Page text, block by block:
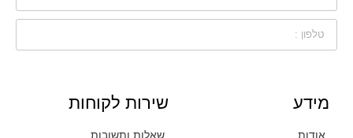
מידע
אודות
שירות לקוחות
שאלות ותשובות